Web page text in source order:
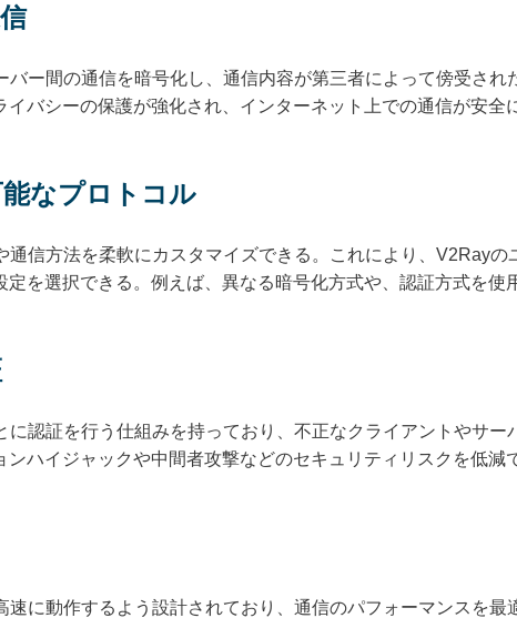
バー間の通信を暗号化し、通信内容が第三者によって傍受され
バシーの保護が強化され、インターネット上での通信が安全
なプロトコル
通信方法を柔軟にカスタマイズできる。これにより、V2Rayの
を選択できる。例えば、異なる暗号化方式や、認証方式を使
に認証を行う仕組みを持っており、不正なクライアントやサー
ハイジャックや中間者攻撃などのセキュリティリスクを低減
に動作するよう設計されており、通信のパフォーマンスを最